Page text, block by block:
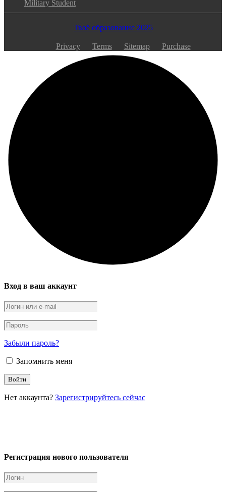
Military Student
Твоё образование 2025
Privacy Terms Sitemap Purchase
Вход в ваш аккаунт
Забыли пароль?
Запомнить меня
Нет аккаунта? Зарегистрируйтесь сейчас
Регистрация нового пользователя